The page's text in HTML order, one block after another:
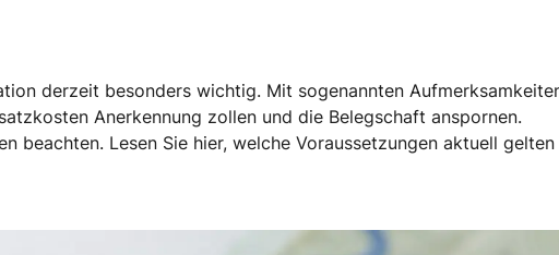
derzeit besonders wichtig. Mit sogenannten
Anerkennung zollen und die Belegschaft anspornen.
beachten. Lesen Sie hier, welche Voraussetzungen aktuell gelten